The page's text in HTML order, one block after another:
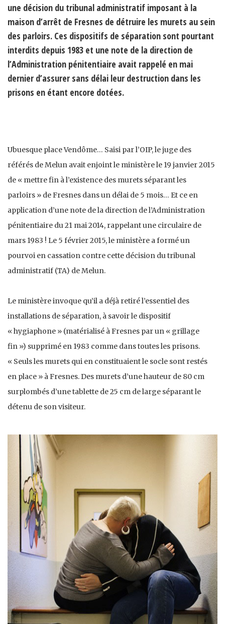
une décision du tribunal administratif imposant à la
maison d’arrêt de Fresnes de détruire les murets au sein
des parloirs. Ces dispositifs de séparation sont pourtant
interdits depuis 1983 et une note de la direction de
l’Administration pénitentiaire avait rappelé en mai
dernier d’assurer sans délai leur destruction dans les
prisons en étant encore dotées.
Ubuesque place Vendôme… Saisi par l’OIP, le juge des
référés de Melun avait enjoint le ministère le 19 janvier 2015
de « mettre fin à l’existence des murets séparant les
parloirs » de Fresnes dans un délai de 5 mois… Et ce en
application d’une note de la direction de l’Administration
pénitentiaire du 21 mai 2014, rappelant une circulaire de
mars 1983 ! Le 5 février 2015, le ministère a formé un
pourvoi en cassation contre cette décision du tribunal
administratif (TA) de Melun.
Le ministère invoque qu’il a déjà retiré l’essentiel des
installations de séparation, à savoir le dispositif
« hygiaphone » (matérialisé à Fresnes par un « grillage
fin ») supprimé en 1983 comme dans toutes les prisons.
« Seuls les murets qui en constituaient le socle sont restés
en place » à Fresnes. Des murets d’une hauteur de 80 cm
surplombés d’une tablette de 25 cm de large séparant le
détenu de son visiteur.